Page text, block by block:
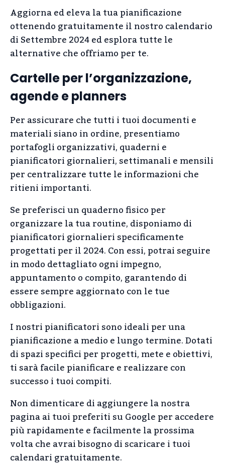
Aggiorna ed eleva la tua pianificazione
ottenendo gratuitamente il nostro calendario
di Settembre 2024 ed esplora tutte le
alternative che offriamo per te.
Cartelle per l’organizzazione,
agende e planners
Per assicurare che tutti i tuoi documenti e
materiali siano in ordine, presentiamo
portafogli organizzativi, quaderni e
pianificatori giornalieri, settimanali e mensili
per centralizzare tutte le informazioni che
ritieni importanti.
Se preferisci un quaderno fisico per
organizzare la tua routine, disponiamo di
pianificatori giornalieri specificamente
progettati per il 2024. Con essi, potrai seguire
in modo dettagliato ogni impegno,
appuntamento o compito, garantendo di
essere sempre aggiornato con le tue
obbligazioni.
I nostri pianificatori sono ideali per una
pianificazione a medio e lungo termine. Dotati
di spazi specifici per progetti, mete e obiettivi,
ti sarà facile pianificare e realizzare con
successo i tuoi compiti.
Non dimenticare di aggiungere la nostra
pagina ai tuoi preferiti su Google per accedere
più rapidamente e facilmente la prossima
volta che avrai bisogno di scaricare i tuoi
calendari gratuitamente.